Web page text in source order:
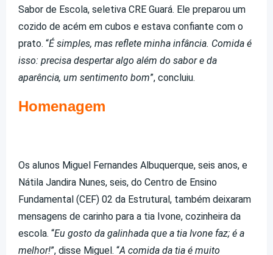
Sabor de Escola, seletiva CRE Guará. Ele preparou um
cozido de acém em cubos e estava confiante com o
prato. “É simples, mas reflete minha infância. Comida é
isso: precisa despertar algo além do sabor e da
aparência, um sentimento bom”, concluiu.
Homenagem
Os alunos Miguel Fernandes Albuquerque, seis anos, e
Nátila Jandira Nunes, seis, do Centro de Ensino
Fundamental (CEF) 02 da Estrutural, também deixaram
mensagens de carinho para a tia Ivone, cozinheira da
escola. “Eu gosto da galinhada que a tia Ivone faz; é a
melhor!”, disse Miguel. “A comida da tia é muito